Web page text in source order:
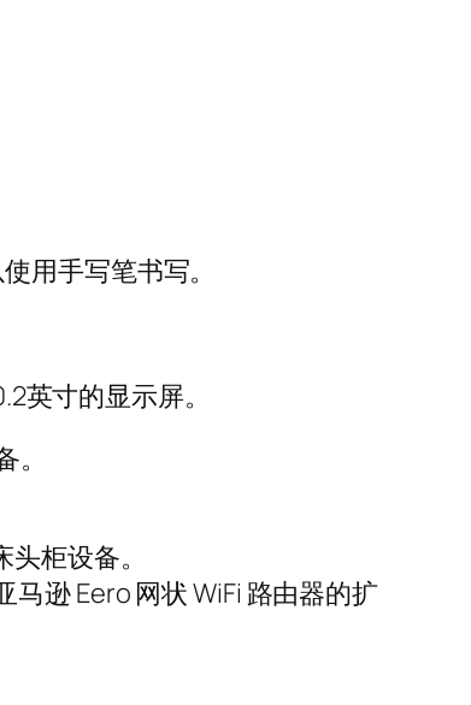
用手写笔书写。
英寸的显示屏。
柜设备。
逊 Eero 网状 WiFi 路由器的扩